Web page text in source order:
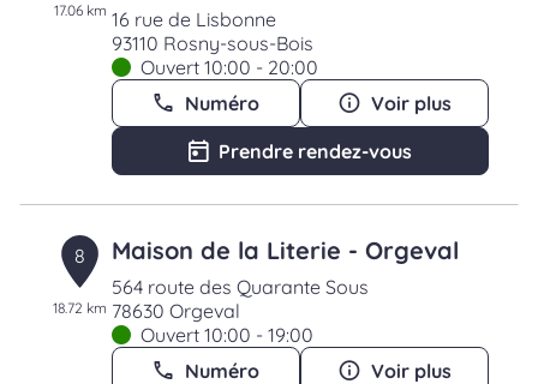
17.06 km 16 rue de Lisbonne
93110 Rosny-sous-Bois
Ouvert 10:00 - 20:00
Numéro
Voir plus
Prendre rendez-vous
8
18.72 km
Maison de la Literie - Orgeval
564 route des Quarante Sous
78630 Orgeval
Ouvert 10:00 - 19:00
Numéro
Voir plus